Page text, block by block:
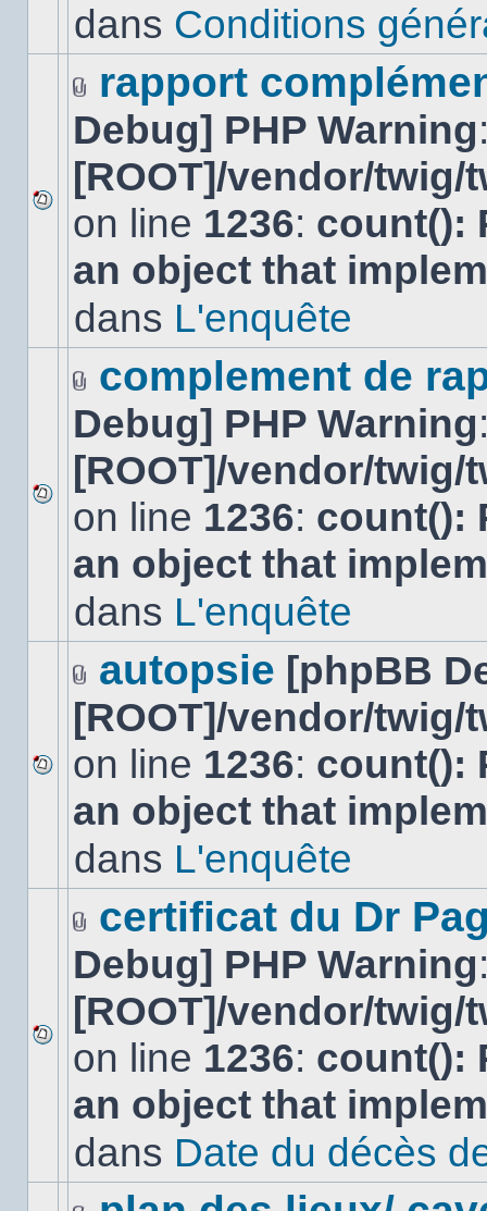
sujet.
dans Conditions
Aucun
nouveau
message
non-
dans
Fichier(s)
joint(s)
rapport
Debug] PHP Warning
[ROOT]/vendor/
on line 1236: count():
an object that
dans L'enquête
Aucun
nouveau
message
non-
dans
joint(s)
complement de
Debug] PHP Warning
[ROOT]/vendor/
on line 1236: count():
an object that
dans L'enquête
Aucun
nouveau
message
sujet.
joint(s)
autopsie [phpBB
[ROOT]/vendor/
on line 1236: count():
an object that
dans L'enquête
Aucun
nouveau
message
non-
dans
joint(s)
certificat du Dr
Debug] PHP Warning
[ROOT]/vendor/
on line 1236: count():
an object that
dans Date du décès